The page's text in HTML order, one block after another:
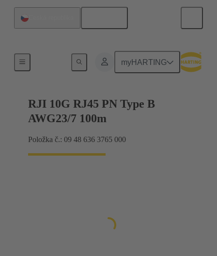
myHARTING
Industrial Ethernet
RJI 10G RJ45 PN Type B
AWG23/7 100m
Položka č.: 09 48 636 3765 000